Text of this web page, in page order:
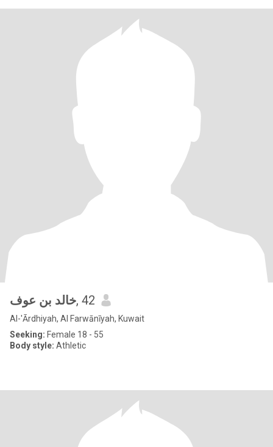
خالد بن عوف, 42
Al-'Ārdhiyah, Al Farwānīyah, Kuwait
Seeking: Female 18 - 55
Body style: Athletic